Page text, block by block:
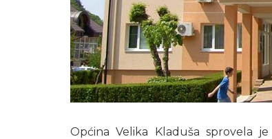
Općina Velika Kladuša sprovela